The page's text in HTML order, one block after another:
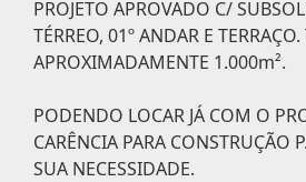
PROJETO APROVADO C/
TÉRREO, 01º ANDAR E
APROXIMADAMENTE 1.000m².
PODENDO LOCAR JÁ COM O
CARÊNCIA PARA CONSTRUÇÃO
SUA NECESSIDADE.